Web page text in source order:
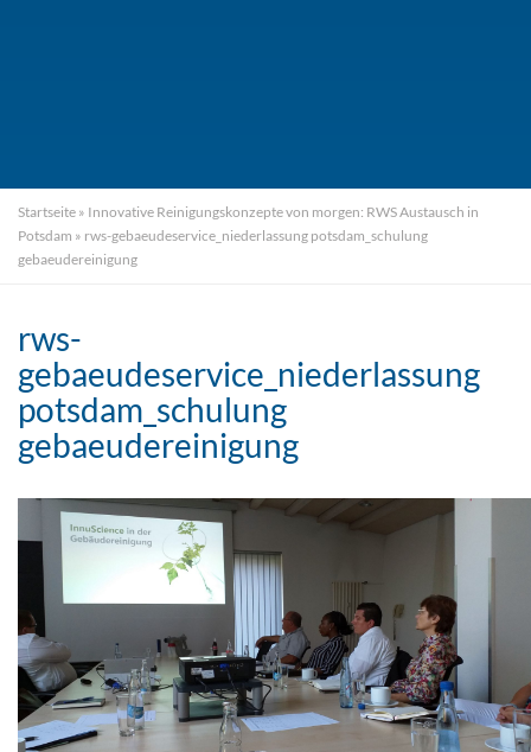
Startseite » Innovative Reinigungskonzepte von morgen: RWS Austausch in
Potsdam » rws-gebaeudeservice_niederlassung potsdam_schulung
gebaeudereinigung
rws-
gebaeudeservice_niederlassung
potsdam_schulung
gebaeudereinigung